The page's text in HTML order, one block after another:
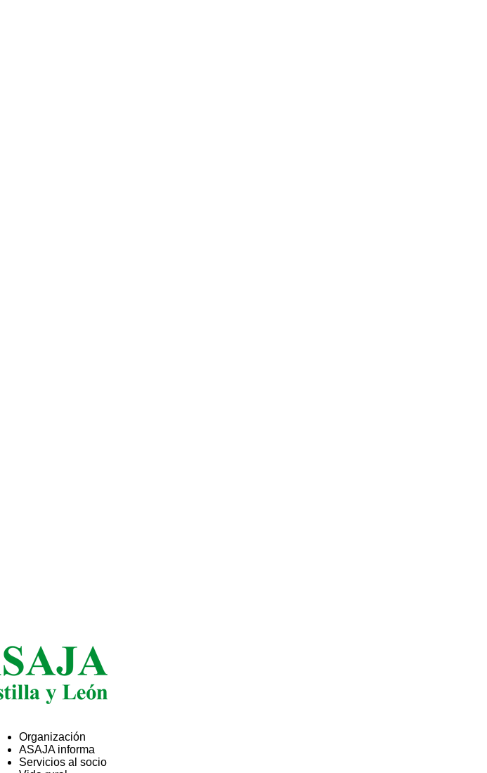
ASAJA
Organización
ASAJA informa
Servicios al socio